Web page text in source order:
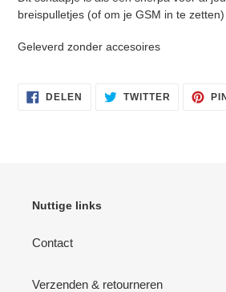
breispulletjes (of om je GSM in te zetten)
Geleverd zonder accesoires
DELEN
DELEN TWITTER
Nuttige links
Contact
Verzenden & retourneren
verlanglijst toe te voegen en uw
Login